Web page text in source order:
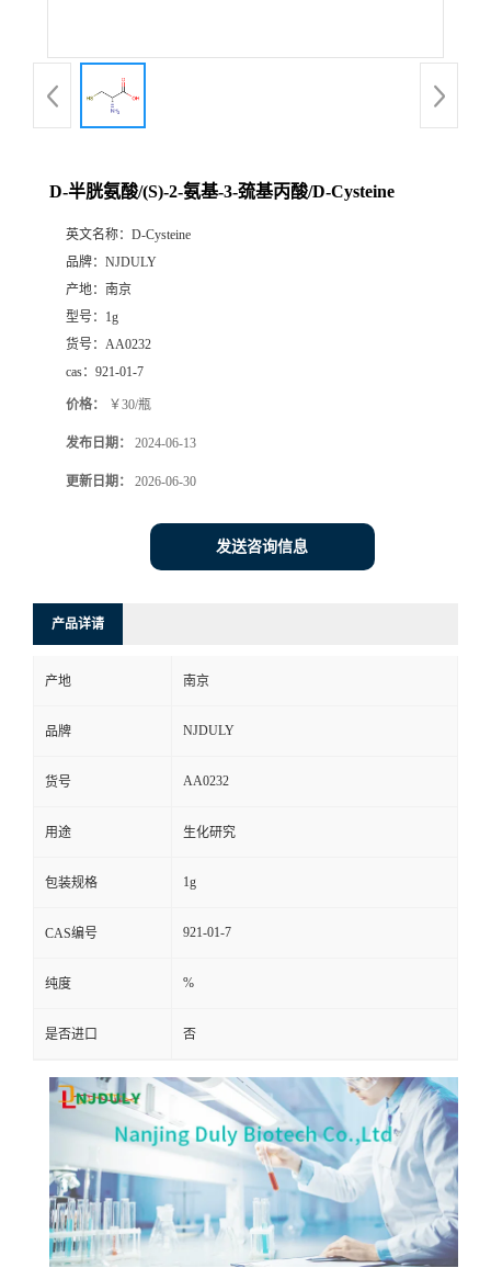
D-半胱氨酸/(S)-2-氨基-3-巯基丙酸/D-Cysteine
英文名称： D-Cysteine
品牌： NJDULY
产地： 南京
型号： 1g
货号： AA0232
cas： 921-01-7
价格： ￥30/瓶
发布日期： 2024-06-13
更新日期： 2026-06-30
发送咨询信息
产品详请
产地 南京
品牌 NJDULY
货号 AA0232
用途 生化研究
包装规格 1g
CAS编号 921-01-7
纯度 %
是否进口 否